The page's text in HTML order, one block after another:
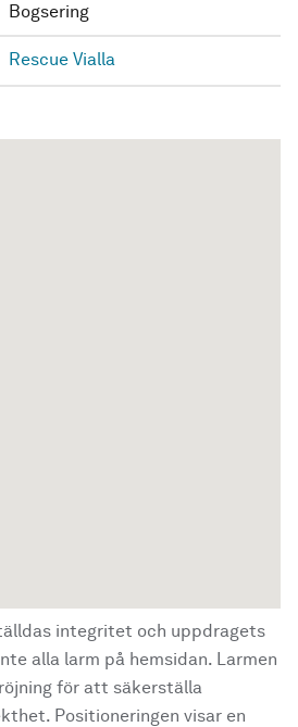
Bogsering
Rescue Vialla
integritet och uppdragets
alla larm på hemsidan. Larmen
för att säkerställa
Positioneringen visar en